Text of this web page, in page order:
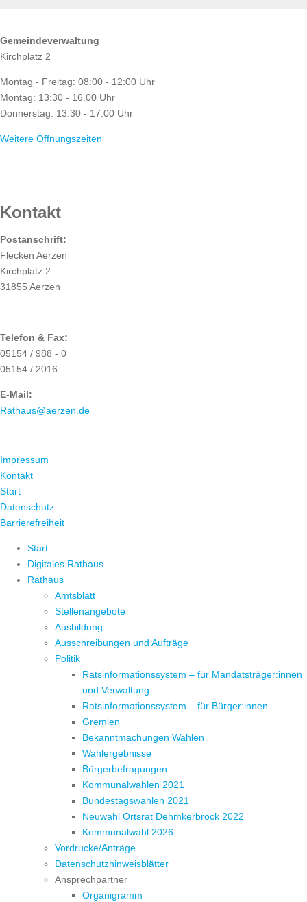
Gemeindeverwaltung
Kirchplatz 2
Montag - Freitag: 08:00 - 12:00 Uhr
Montag: 13:30 - 16.00 Uhr
Donnerstag: 13:30 - 17.00 Uhr
Weitere Öffnungszeiten
Kontakt
Postanschrift:
Flecken Aerzen
Kirchplatz 2
31855 Aerzen
Telefon & Fax:
05154 / 988 - 0
05154 / 2016
E-Mail:
Rathaus@aerzen.de
Impressum
Kontakt
Start
Datenschutz
Barrierefreiheit
Start
Digitales Rathaus
Rathaus
Amtsblatt
Stellenangebote
Ausbildung
Ausschreibungen und Aufträge
Politik
Ratsinformationssystem – für Mandatsträger:innen
und Verwaltung
Ratsinformationssystem – für Bürger:innen
Gremien
Bekanntmachungen Wahlen
Wahlergebnisse
Bürgerbefragungen
Kommunalwahlen 2021
Bundestagswahlen 2021
Neuwahl Ortsrat Dehmkerbrock 2022
Kommunalwahl 2026
Vordrucke/Anträge
Datenschutzhinweisblätter
Ansprechpartner
Organigramm